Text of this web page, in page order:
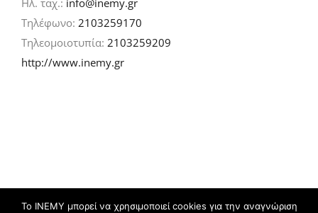
Ηλ. ταχ.: info@inemy.gr
Τηλέφωνο: 2103259170
Τηλεομοιοτυπία: 2103259209
http://www.inemy.gr
Το ΙΝΕΜΥ μπορεί να χρησιμοποιεί cookies για την αναγνώριση